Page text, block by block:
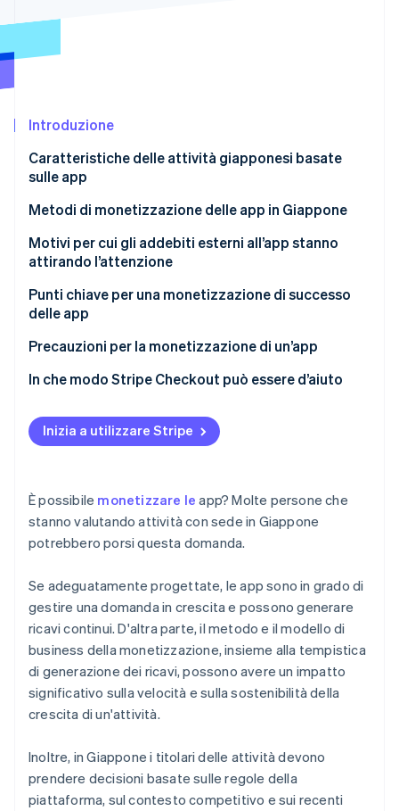
Prevenzione delle frodi
Climate
Identity
Verifica online dell'identità
Stripe Sessions 2026
Scopri come Stripe sta costruendo l'infrastruttura
Guarda ora
Introduzione
Caratteristiche delle attività giapponesi basate
sulle app
Eccellente capacità di crescita
Ipotesi di utilizzo continuativo
Metodi di monetizzazione delle app in Giappone
App gratuite
App freemium
App paymium
Motivi per cui gli addebiti esterni all’app stanno
attirando l’attenzione
Punti chiave per una monetizzazione di successo
delle app
Integrare il modello di monetizzazione fin dall’inizio
Analizzare i numeri e apportare miglioramenti
Scegliere un modello sostenibile
Precauzioni per la monetizzazione di un’app
Limitare gli annunci in-app
Essere consapevoli delle tendenze
In che modo Stripe Checkout può essere d’aiuto
Inizia a utilizzare Stripe
È possibile monetizzare le app? Molte persone che
stanno valutando attività con sede in Giappone
potrebbero porsi questa domanda.
Se adeguatamente progettate, le app sono in grado di
gestire una domanda in crescita e possono generare
ricavi continui. D'altra parte, il metodo e il modello di
business della monetizzazione, insieme alla tempistica
di generazione dei ricavi, possono avere un impatto
significativo sulla velocità e sulla sostenibilità della
crescita di un'attività.
Inoltre, in Giappone i titolari delle attività devono
prendere decisioni basate sulle regole della
piattaforma, sul contesto competitivo e sui recenti